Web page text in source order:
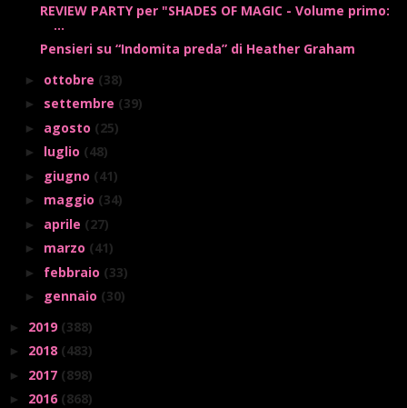
REVIEW PARTY per "SHADES OF MAGIC - Volume primo:
...
Pensieri su “Indomita preda” di Heather Graham
► ottobre (38)
► settembre (39)
► agosto (25)
► luglio (48)
► giugno (41)
► maggio (34)
► aprile (27)
► marzo (41)
► febbraio (33)
► gennaio (30)
► 2019 (388)
► 2018 (483)
► 2017 (898)
► 2016 (868)